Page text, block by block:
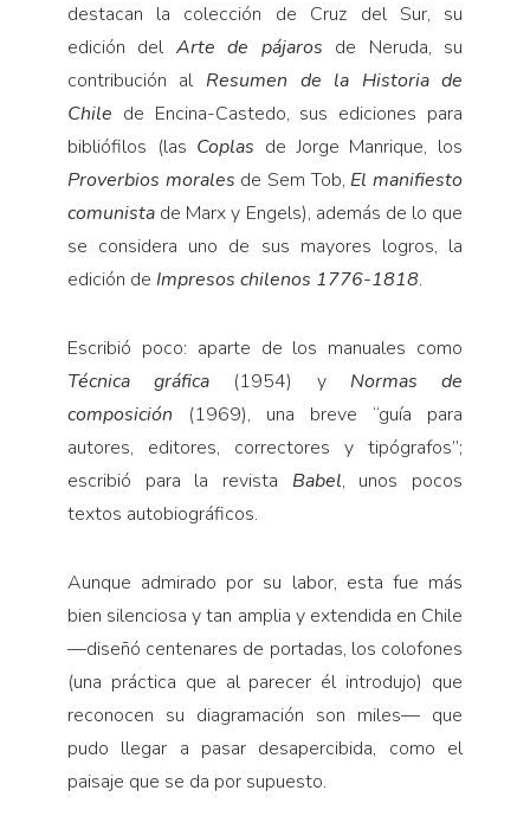
destacan la colección de Cruz del Sur, su
edición del Arte de pájaros de Neruda, su
contribución al Resumen de la Historia de
Chile de Encina-Castedo, sus ediciones para
bibliófilos (las Coplas de Jorge Manrique, los
Proverbios morales de Sem Tob, El manifiesto
comunistade Marx y Engels), además de lo que
se considera uno de sus mayores logros, la
edición de Impresos chilenos 1776-1818.
Escribió poco: aparte de los manuales como
Técnica gráfica (1954) y Normas de
composición (1969), una breve “guía para
autores, editores, correctores y tipógrafos”;
escribió para la revista Babel, unos pocos
textos autobiográficos.
Aunque admirado por su labor, esta fue más
bien silenciosa y tan amplia y extendida en Chile
—diseñó centenares de portadas, los colofones
(una práctica que al parecer él introdujo) que
reconocen su diagramación son miles— que
pudo llegar a pasar desapercibida, como el
paisaje que se da por supuesto.